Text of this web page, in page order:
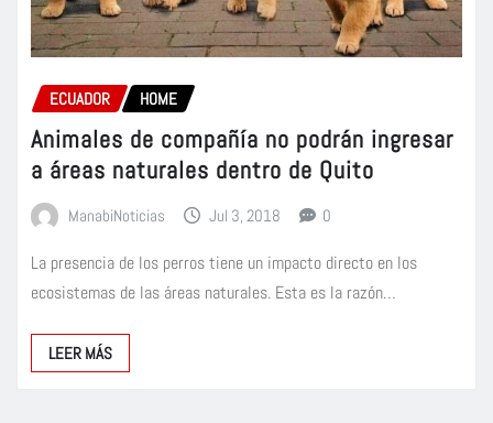
ECUADOR HOME
Animales de compañía no podrán ingresar
a áreas naturales dentro de Quito
ManabiNoticias Jul 3, 2018 0
La presencia de los perros tiene un impacto directo en los
ecosistemas de las áreas naturales. Esta es la razón…
LEER MÁS